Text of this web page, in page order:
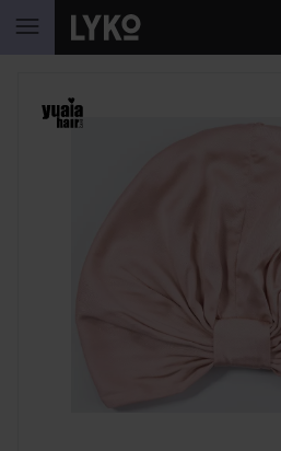
HOPPA TILL INNEHÅLLET